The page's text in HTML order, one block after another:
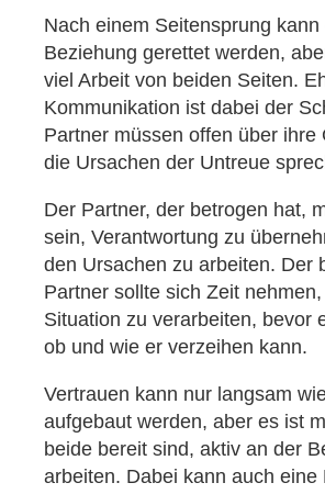
Nach einem Seitensprung kann
Beziehung gerettet werden,
viel Arbeit von beiden Seiten.
Kommunikation ist dabei der
Partner müssen offen über ihre
die Ursachen der Untreue
Der Partner, der betrogen hat,
sein, Verantwortung zu
den Ursachen zu arbeiten. Der
Partner sollte sich Zeit
Situation zu verarbeiten, bevor
ob und wie er verzeihen kann.
Vertrauen kann nur langsam
aufgebaut werden, aber es ist
beide bereit sind, aktiv an der
arbeiten. Dabei kann auch eine